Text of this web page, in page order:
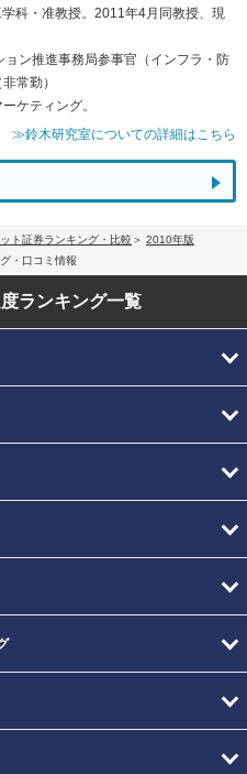
科・准教授。2011年4月同教授、現
ン推進事務局参事官（インフラ・防
常勤）
ケティング。
≫鈴木研究室についての詳細はこちら
ト証券ランキング・比較
2010年版
・口コミ情報
ランキング一覧